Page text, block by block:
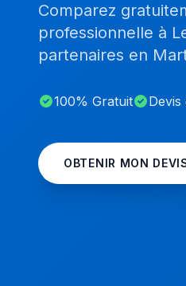
Comparez
professionnelle à
partenaires en
100% Gratuit Devis
OBTENIR MON